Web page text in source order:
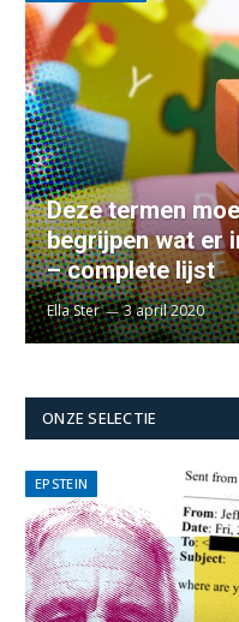
Deze termen
begrijpen wat er
– complete lijst
Ella Ster 3 april 2020
ONZE SELECTIE
EPSTEIN